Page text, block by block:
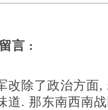
言 :
改除了政治方面
道. 那东南西南